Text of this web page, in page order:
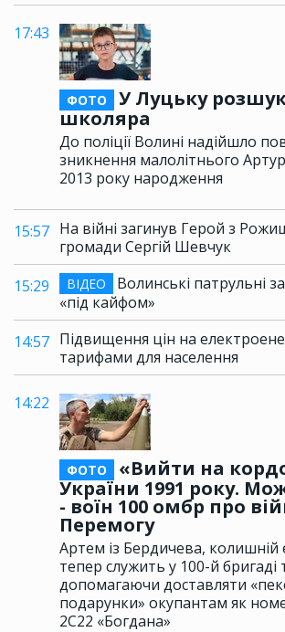
17:43
ФОТО
У Луцьку
школяра
До поліції Волині надійшло
зникнення малолітнього
2013 року народження
15:57 На війні загинув Герой з
громади Сергій Шевчук
15:29
ВІДЕО
Волинські патрульні
«під кайфом»
14:57 Підвищення цін на
тарифами для населення
14:22
ФОТО
«Вийти на
України 1991 року.
- воїн 100 омбр про
Перемогу
Артем із Бердичева, колишній
тепер служить у 100-й
допомагаючи доставляти
подарунки» окупантам як
2С22 «Богдана»